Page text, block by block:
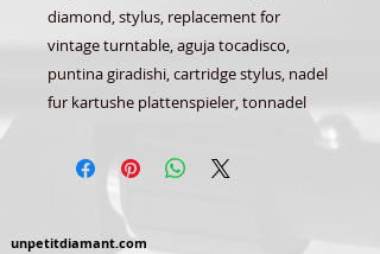
diamond, stylus, replacement for
vintage turntable, aguja tocadisco,
puntina giradishi, cartridge stylus, nadel
fur kartushe plattenspieler, tonnadel
unpetitdiamant.com